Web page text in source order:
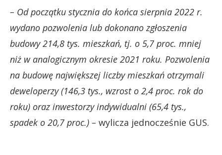
– Od początku stycznia do końca sierpnia 2022 r.
wydano pozwolenia lub dokonano zgłoszenia
budowy 214,8 tys. mieszkań, tj. o 5,7 proc. mniej
niż w analogicznym okresie 2021 roku. Pozwolenia
na budowę największej liczby mieszkań otrzymali
deweloperzy (146,3 tys., wzrost o 2,4 proc. rok do
roku) oraz inwestorzy indywidualni (65,4 tys.,
spadek o 20,7 proc.) – wylicza jednocześnie GUS.